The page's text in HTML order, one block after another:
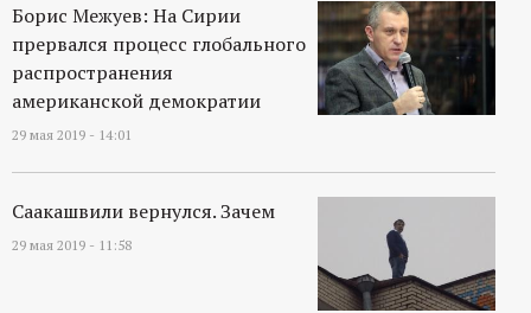
Борис Межуев: На Сирии
прервался процесс глобального
распространения
американской демократии
29 мая 2019 - 14:01
Саакашвили вернулся. Зачем
29 мая 2019 - 11:58